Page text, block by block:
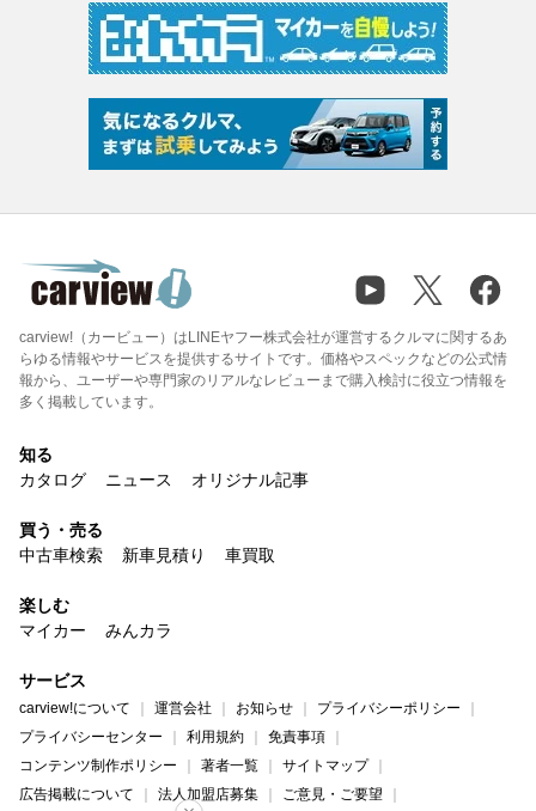
carview!（カービュー）はLINEヤフー株式会社が運営するクルマに関するあ
らゆる情報やサービスを提供するサイトです。価格やスペックなどの公式情
報から、ユーザーや専門家のリアルなレビューまで購入検討に役立つ情報を
多く掲載しています。
知る
カタログ
ニュース オリジナル記事
買う・売る
中古車検索
新車見積り 車買取
楽しむ
マイカー
みんカラ
サービス
carview!について 運営会社 お知らせ
プライバシーポリシー
プライバシーセンター
利用規約
免責事項
コンテンツ制作ポリシー
著者一覧
サイトマップ
広告掲載について
法人加盟店募集 ご意見・ご要望